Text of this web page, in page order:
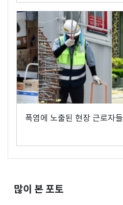
폭염에 노출된 현장 근로자들
많이 본 포토